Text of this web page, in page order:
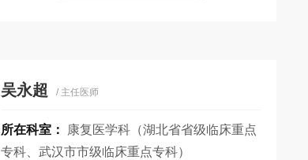
吴永超 / 主任医师
所在科室：
康复医学科（湖北省省级临床重点
专科、武汉市市级临床重点专科）